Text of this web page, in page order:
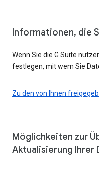
Informationen, die
Wenn Sie die G Suite
festlegen, mit wem Sie
Zu den von Ihnen
Möglichkeiten zur
Aktualisierung Ihrer